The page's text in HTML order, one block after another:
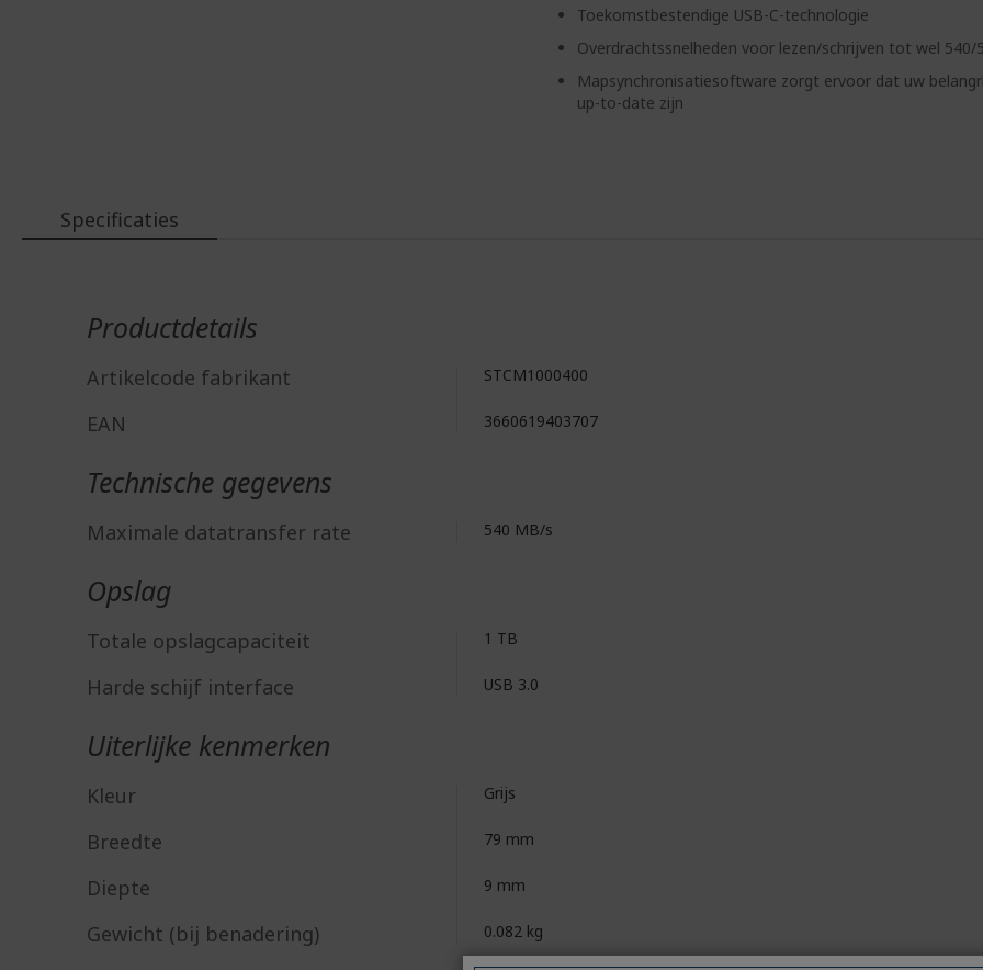
Toekomstbestendige USB-C-technologie
Overdrachtssnelheden voor lezen/schrijven tot wel 540/
Mapsynchronisatiesoftware zorgt ervoor dat uw
up-to-date zijn
Specificaties
Productdetails
Artikelcode fabrikant STCM1000400
EAN 3660619403707
Technische gegevens
Maximale datatransfer rate 540 MB/s
Opslag
Totale opslagcapaciteit 1 TB
Harde schijf interface USB 3.0
Uiterlijke kenmerken
Kleur Grijs
Breedte 79 mm
Diepte 9 mm
Gewicht (bij benadering) 0.082 kg